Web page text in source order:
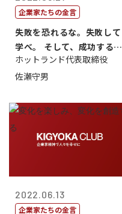
企業家たちの金言
失敗を恐れるな。失敗して
学べ。 そして、成功するま
で挑戦し続...
ホットランド代表取締役
佐瀬守男
2022.06.13
企業家たちの金言